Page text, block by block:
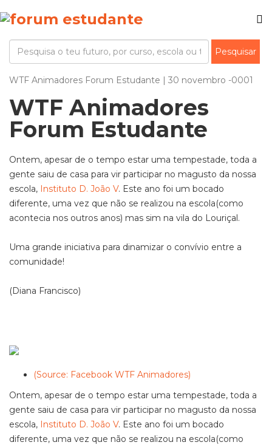
WTF Animadores Forum Estudante | 30 novembro -0001
WTF Animadores
Forum Estudante
Ontem, apesar de o tempo estar uma tempestade, toda a
gente saiu de casa para vir participar no magusto da nossa
escola, Instituto D. João V. Este ano foi um bocado
diferente, uma vez que não se realizou na escola(como
acontecia nos outros anos) mas sim na vila do Louriçal.
Uma grande iniciativa para dinamizar o convívio entre a
comunidade!
(Diana Francisco)
(Source: Facebook WTF Animadores)
Ontem, apesar de o tempo estar uma tempestade, toda a
gente saiu de casa para vir participar no magusto da nossa
escola, Instituto D. João V. Este ano foi um bocado
diferente, uma vez que não se realizou na escola(como